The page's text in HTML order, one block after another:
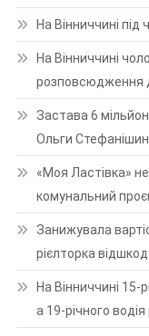
На Вінниччині
На Вінниччині
розповсюдження
Застава 6
Ольги
«Моя Ластівка» не
комунальний
Занижувала
рієлторка
На Вінниччині 15-
а 19-річного